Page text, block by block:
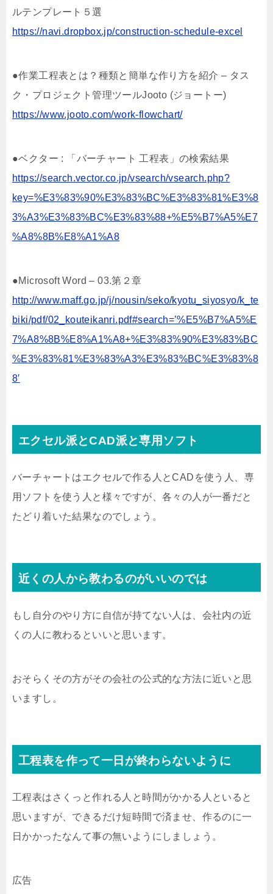
ルテンプレート５選
https://navi.dropbox.jp/construction-schedule-excel
●作業工程表とは？種類と簡単な作り方を紹介 – タス
ク・プロジェクト管理ツールJooto (ジョートー)
https://www.jooto.com/work-flowchart/
●ベクター : 「バーチャート 工程表」の検索結果
https://search.vector.co.jp/vsearch/vsearch.php?
key=%E3%83%90%E3%83%BC%E3%83%81%E3%8
3%A3%E3%83%BC%E3%83%88+%E5%B7%A5%E7
%A8%8B%E8%A1%A8
●Microsoft Word – 03.第２章
http://www.maff.go.jp/j/nousin/seko/kyotu_siyosyo/k_te
biki/pdf/02_kouteikanri.pdf#search=’%E5%B7%A5%E
7%A8%8B%E8%A1%A8+%E3%83%90%E3%83%BC
%E3%83%81%E3%83%A3%E3%83%BC%E3%83%8
8′
エクセル派とCAD派と専用ソフト
バーチャートはエクセルで作る人とCADを使う人、専
用ソフトを使う人と様々ですが、各々の人が一番だと
たどり着いた結果なのでしょう。
近くの人から教わるのがいいのでは
もし自分のやり方に自信が持てない人は、会社内の近
くの人に教わるといいと思います。
おそらくその方がその会社の公式的な方法に近いと思
いますし。
工程表を作って一日が終わらないように
工程表はさくっと作れる人と時間がかかる人といると
思いますが、できるだけ短時間で済ませ、作るのに一
日かかったなんて事の無いようにしましょう。
広告